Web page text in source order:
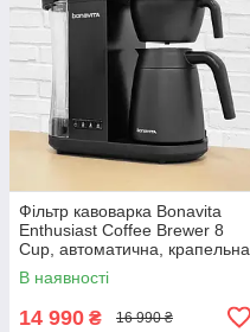
Фільтр кавоварка Bonavita
Enthusiast Coffee Brewer 8
Cup, автоматична, крапельна
фільтраційна фільтраційна
В наявності
14 990 ₴ 16 990 ₴